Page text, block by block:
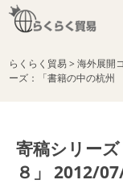
らくらく貿易>海外展開
ーズ：「書籍の中の杭
寄稿シリー
８」 2012/